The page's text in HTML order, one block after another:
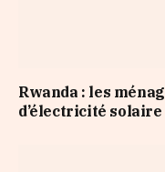
Rwanda : les
d’électricité solaire